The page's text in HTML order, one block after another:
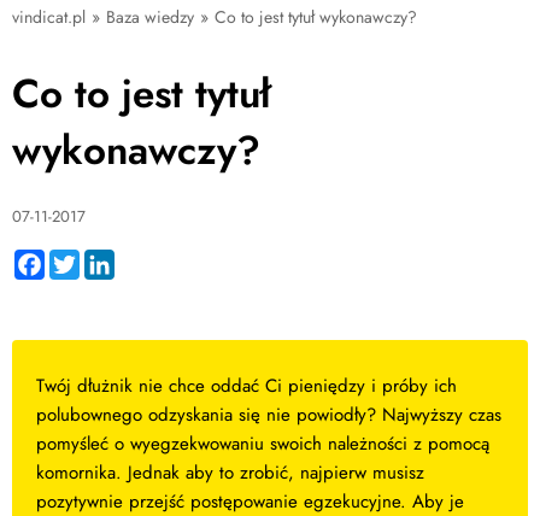
vindicat.pl » Baza wiedzy » Co to jest tytuł wykonawczy?
Co to jest tytuł
wykonawczy?
07-11-2017
Facebook
Twitter
Twój dłużnik nie chce oddać Ci pieniędzy i próby ich
polubownego odzyskania się nie powiodły? Najwyższy czas
pomyśleć o wyegzekwowaniu swoich należności z pomocą
komornika. Jednak aby to zrobić, najpierw musisz
pozytywnie przejść postępowanie egzekucyjne. Aby je